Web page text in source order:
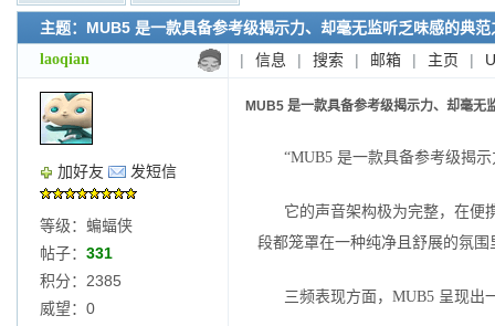
新的主题
投票帖
交易帖
小字报
主题：MUB5 是一款具备参考级揭示力、却毫无监听乏味感的典范
laoqian | 信息 | 搜索 | 邮箱 | 主页 |
加好友 发短信
等级：蝙蝠侠
帖子： 331
积分：2385
威望：0
MUB5 是一款具备参考级揭示力、却毫无
“MUB5 是一款具备参考级揭
它的声音架构极为完整，在便
段都笼罩在一种纯净且舒展的氛
三频表现方面，MUB5 呈现出